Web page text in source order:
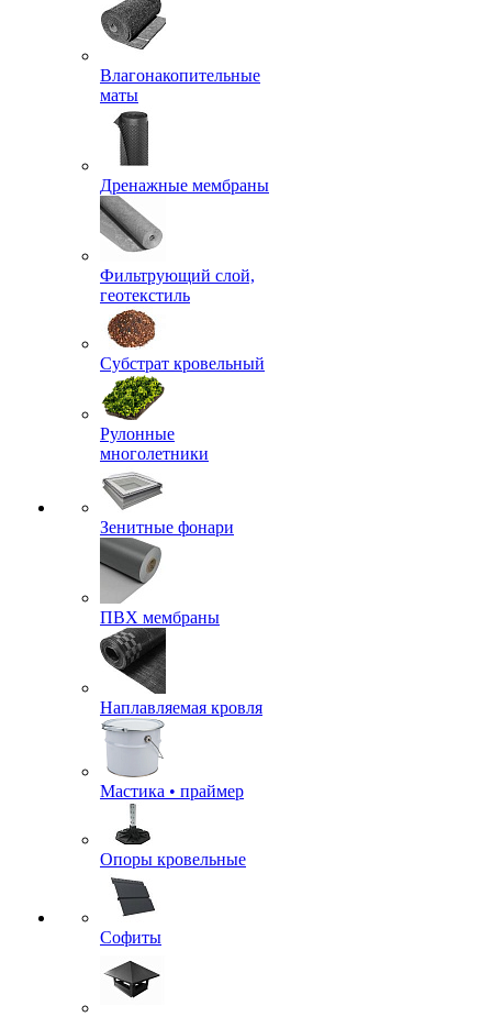
Влагонакопительные
маты
Дренажные мембраны
Фильтрующий слой,
геотекстиль
Субстрат кровельный
Рулонные
многолетники
Зенитные фонари
ПВХ мембраны
Наплавляемая кровля
Мастика • праймер
Опоры кровельные
Софиты